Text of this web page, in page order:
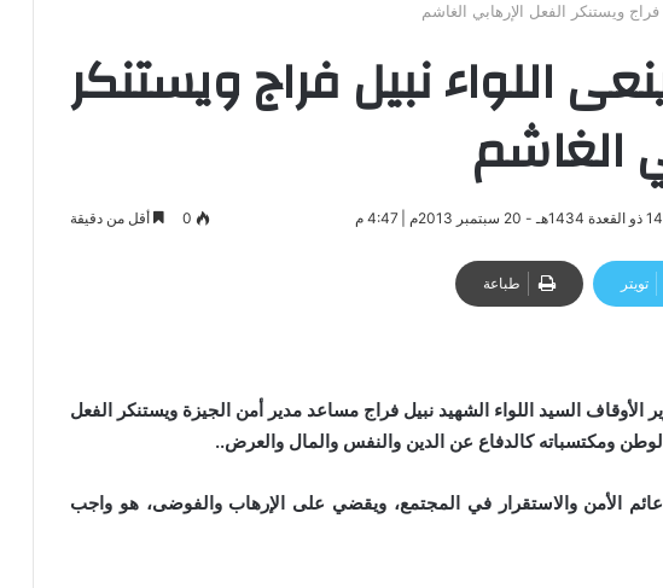
فراج ويستنكر الفعل الإرهابي الغاشم
اللواء نبيل فراج ويستنكر
الغاشم
0 أقل من دقيقة
تويتر طباعة
السيد اللواء الشهيد نبيل فراج مساعد مدير أمن الجيزة ويستنكر الفعل
ومكتسباته كالدفاع عن الدين والنفس والمال والعرض..
الأمن والاستقرار في المجتمع، ويقضي على الإرهاب والفوضى، هو واجب